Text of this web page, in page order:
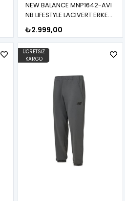
NEW BALANCE MNP1642-AVI
NB LIFESTYLE LACIVERT ERKEK
EŞOFMAN ALTI
₺2.999,00
ÜCRETSIZ
KARGO